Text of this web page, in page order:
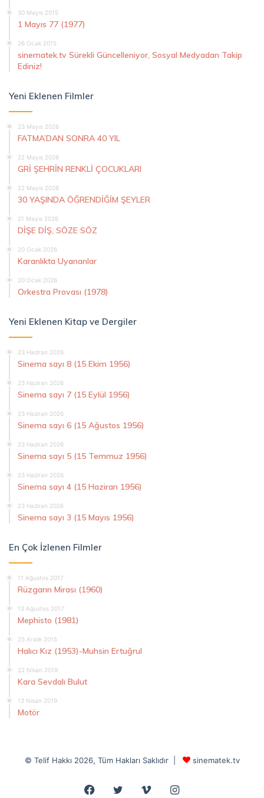
30 Mayıs 2015
1 Mayıs 77 (1977)
26 Ocak 2015
sinematek.tv Sürekli Güncelleniyor, Sosyal Medyadan Takip
Ediniz!
Yeni Eklenen Filmler
23 Mayıs 2026
FATMA’DAN SONRA 40 YIL
22 Mayıs 2026
GRİ ŞEHRİN RENKLİ ÇOCUKLARI
22 Mayıs 2026
30 YAŞINDA ÖĞRENDİĞİM ŞEYLER
21 Mayıs 2026
DİŞE DİŞ, SÖZE SÖZ
20 Ocak 2026
Karanlıkta Uyananlar
20 Ocak 2026
Orkestra Provası (1978)
Yeni Eklenen Kitap ve Dergiler
23 Haziran 2026
Sinema sayı 8 (15 Ekim 1956)
23 Haziran 2026
Sinema sayı 7 (15 Eylül 1956)
23 Haziran 2026
Sinema sayı 6 (15 Ağustos 1956)
23 Haziran 2026
Sinema sayı 5 (15 Temmuz 1956)
23 Haziran 2026
Sinema sayı 4 (15 Haziran 1956)
23 Haziran 2026
Sinema sayı 3 (15 Mayıs 1956)
En Çok İzlenen Filmler
11 Ağustos 2017
Rüzgarın Mirası (1960)
13 Ağustos 2017
Mephisto (1981)
25 Aralık 2015
Halıcı Kız (1953)-Muhsin Ertuğrul
22 Nisan 2019
Kara Sevdalı Bulut
13 Nisan 2019
Motör
© Telif Hakkı 2026, Tüm Hakları Saklıdır | sinematek.tv
Facebook
Twitter VimeoInstagram